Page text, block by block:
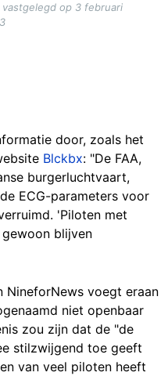
op 3 februari
door, zoals het
Blckbx: "De FAA,
burgerluchtvaart,
ECG-parameters voor
'Piloten met
blijven
voegt eraan
niet openbaar
zou zijn dat de "de
stilzwijgend toe geeft
van veel piloten heeft